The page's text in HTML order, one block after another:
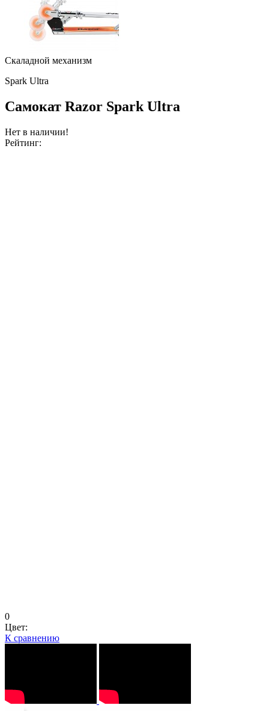
Скаладной механизм
Spark Ultra
Самокат Razor Spark Ultra
Нет в наличии!
Рейтинг:
0
Цвет:
К сравнению